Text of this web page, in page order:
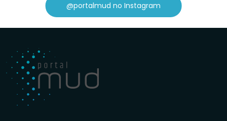
@portalmud no Instagram